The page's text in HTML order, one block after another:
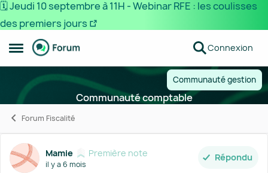
🗓️ Jeudi 10 septembre à 11H - Webinar RFE : les coulisses
des premiers jours
Ouvrir Menu Latéral
Passer au contenu Connexion
Communauté gestion
Communauté comptable
Forum Fiscalité
Forum Discussion
Mamie Première note
il y a 6 mois
Répondu